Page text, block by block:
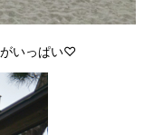
がいっぱい♡